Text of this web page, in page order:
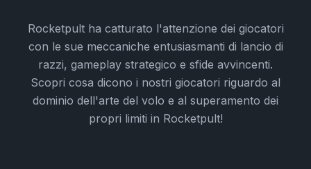
Rocketpult ha catturato l'attenzione dei giocatori
con le sue meccaniche entusiasmanti di lancio di
razzi, gameplay strategico e sfide avvincenti.
Scopri cosa dicono i nostri giocatori riguardo al
dominio dell'arte del volo e al superamento dei
propri limiti in Rocketpult!